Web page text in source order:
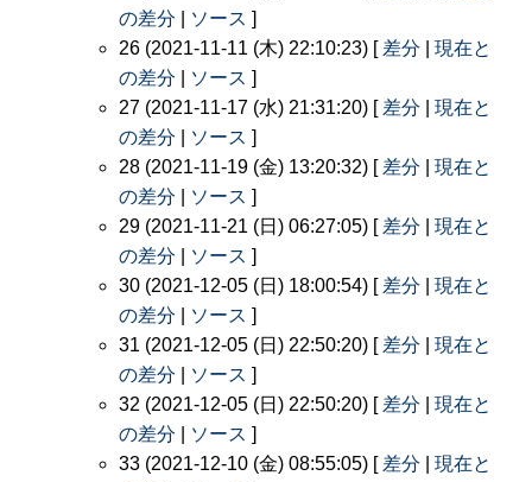
の差分
ソース ]
26 (2021-11-11 (木) 22:10:23) [ 差分
現在と
の差分
ソース ]
27 (2021-11-17 (水) 21:31:20) [ 差分
現在と
の差分
ソース ]
28 (2021-11-19 (金) 13:20:32) [ 差分
現在と
の差分
ソース ]
29 (2021-11-21 (日) 06:27:05) [ 差分
現在と
の差分
ソース ]
30 (2021-12-05 (日) 18:00:54) [ 差分
現在と
の差分
ソース ]
31 (2021-12-05 (日) 22:50:20) [ 差分
現在と
の差分
ソース ]
32 (2021-12-05 (日) 22:50:20) [ 差分
現在と
の差分
ソース ]
33 (2021-12-10 (金) 08:55:05) [ 差分
現在と